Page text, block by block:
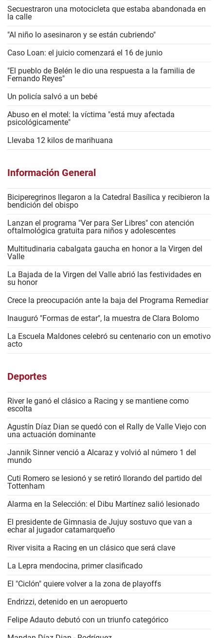
Secuestraron una motocicleta que estaba abandonada en
la calle
"Al niño lo asesinaron y se están cubriendo"
Caso Loan: el juicio comenzará el 16 de junio
"El pueblo de Belén le dio una respuesta a la familia de
Fernando Reyes"
Un policía salvó a un bebé
Abuso en el motel: la víctima "está muy afectada
psicológicamente"
Llevaba 12 kilos de marihuana
Información General
Biciperegrinos llegaron a la Catedral Basílica y recibieron la
bendición del obispo
Lanzan el programa "Ver para Ser Libres" con atención
oftalmológica gratuita para niños y adolescentes
Multitudinaria cabalgata gaucha en honor a la Virgen del
Valle
La Bajada de la Virgen del Valle abrió las festividades en
su honor
Crece la preocupación ante la baja del Programa Remediar
Inauguró "Formas de estar", la muestra de Clara Bolomo
La Escuela Maldones celebró su centenario con un emotivo
acto
Deportes
River le ganó el clásico a Racing y se mantiene como
escolta
Agustín Díaz Dian se quedó con el Rally de Valle Viejo con
una actuación dominante
Jannik Sinner venció a Alcaraz y volvió al número 1 del
mundo
Cuti Romero se lesionó y se retiró llorando del partido del
Tottenham
Alarma en la Selección: el Dibu Martínez salió lesionado
El presidente de Gimnasia de Jujuy sostuvo que van a
echar al jugador catamarqueño
River visita a Racing en un clásico que será clave
La Lepra mendocina, primer clasificado
El "Ciclón" quiere volver a la zona de playoffs
Endrizzi, detenido en un aeropuerto
Felipe Adauto debutó con un triunfo categórico